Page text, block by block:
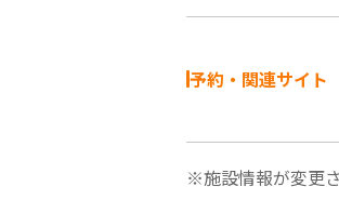
予約・関連サイト
※施設情報が変更